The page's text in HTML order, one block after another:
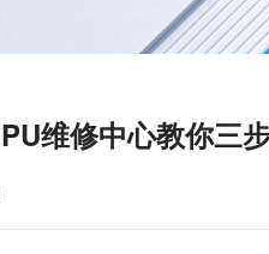
维修中心教你三